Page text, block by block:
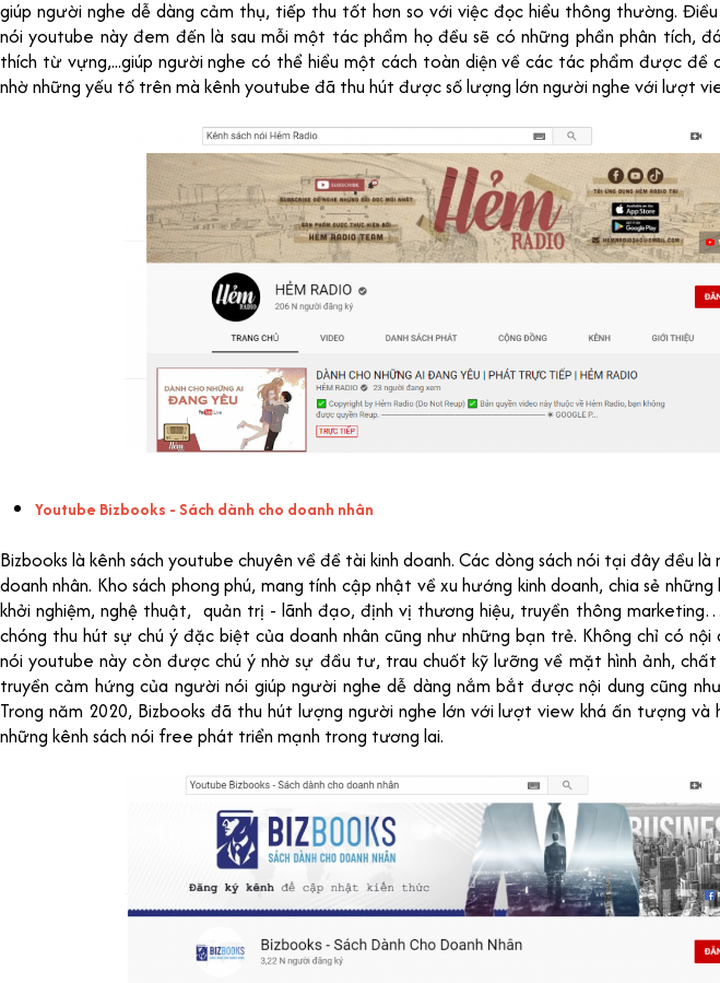
giúp người nghe dễ dàng cảm thụ, tiếp thu tốt hơn so với việc đọc hiểu thông thường. Điều
nói youtube này đem đến là sau mỗi một tác phẩm họ đều sẽ có những phần phân tích,
thích từ vựng,...giúp người nghe có thể hiểu một cách toàn diện về các tác phẩm được đề
nhờ những yếu tố trên mà kênh youtube đã thu hút được số lượng lớn người nghe với lượt
Youtube Bizbooks - Sách dành cho doanh nhân
Bizbooks là kênh sách youtube chuyên về đề tài kinh doanh. Các dòng sách nói tại đây đều là
doanh nhân. Kho sách phong phú, mang tính cập nhật về xu hướng kinh doanh, chia sẻ
khởi nghiệm, nghệ thuật, quản trị - lãnh đạo, định vị thương hiệu, truyền thông
chóng thu hút sự chú ý đặc biệt của doanh nhân cũng như những bạn trẻ. Không chỉ có nội
nói youtube này còn được chú ý nhờ sự đầu tư, trau chuốt kỹ lưỡng về mặt hình ảnh,
truyền cảm hứng của người nói giúp người nghe dễ dàng nắm bắt được nội dung cũng
Trong năm 2020, Bizbooks đã thu hút lượng người nghe lớn với lượt view khá ấn tượng và
những kênh sách nói free phát triển mạnh trong tương lai.